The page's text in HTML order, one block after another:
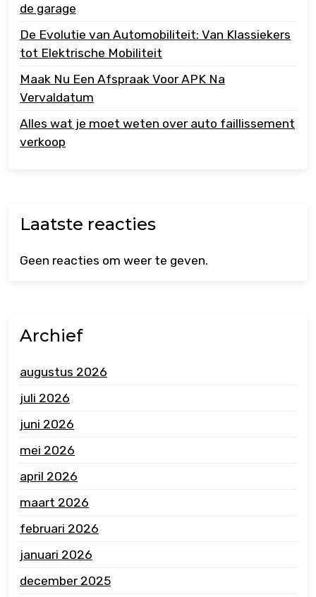
de garage
De Evolutie van Automobiliteit: Van Klassiekers
tot Elektrische Mobiliteit
Maak Nu Een Afspraak Voor APK Na
Vervaldatum
Alles wat je moet weten over auto faillissement
verkoop
Laatste reacties
Geen reacties om weer te geven.
Archief
augustus 2026
juli 2026
juni 2026
mei 2026
april 2026
maart 2026
februari 2026
januari 2026
december 2025